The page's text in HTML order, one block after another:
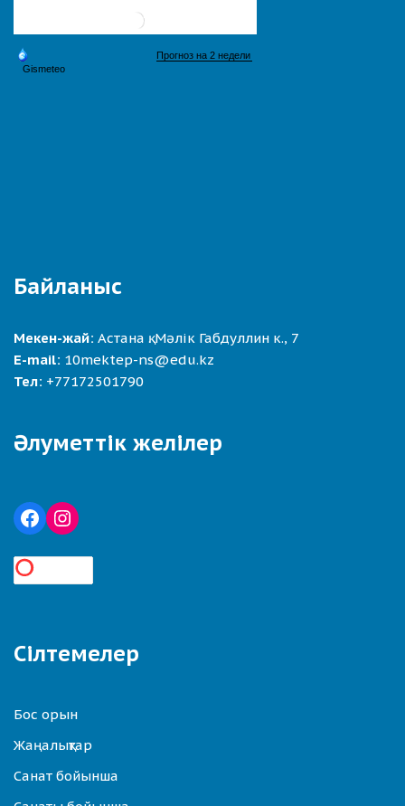
Байланыс
Мекен-жай: Астана қ. Мәлік Габдуллин к., 7
E-mail: 10mektep-ns@edu.kz
Тел: +77172501790
Әлуметтік желілер
Сілтемелер
Бос орын
Жаңалықтар
Санат бойынша